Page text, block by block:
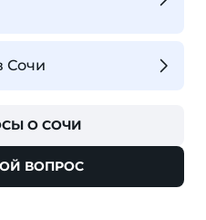
Сочи
О СОЧИ
ВОПРОС